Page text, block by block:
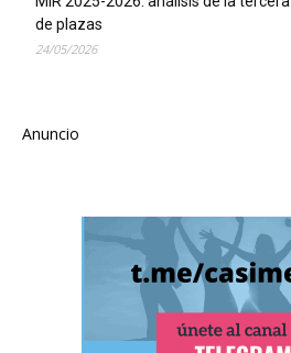
de plazas
24/05/2026
Anuncio